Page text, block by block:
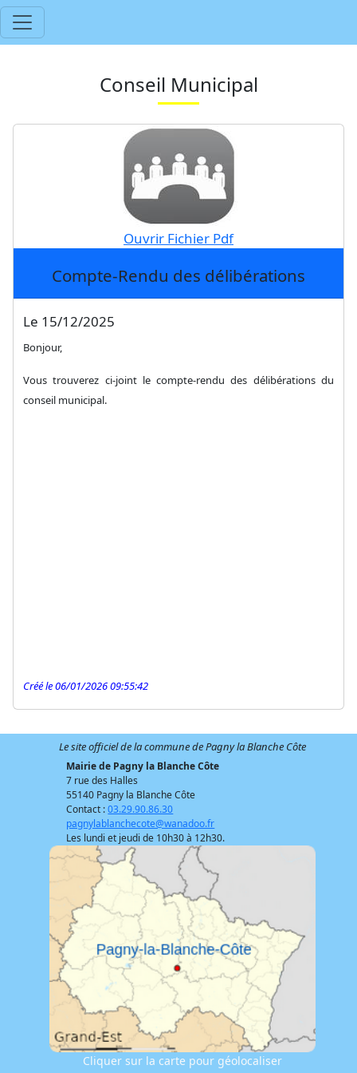
Conseil Municipal
Ouvrir Fichier Pdf
Compte-Rendu des délibérations
Le 15/12/2025
Bonjour,
Vous trouverez ci-joint le compte-rendu des délibérations du
conseil municipal.
Créé le 06/01/2026 09:55:42
Le site officiel de la commune de Pagny la Blanche Côte
Mairie de Pagny la Blanche Côte
7 rue des Halles
55140 Pagny la Blanche Côte
Contact :03.29.90.86.30
pagnylablanchecote@wanadoo.fr
Les lundi et jeudi de 10h30 à 12h30.
Cliquer sur la carte pour géolocaliser